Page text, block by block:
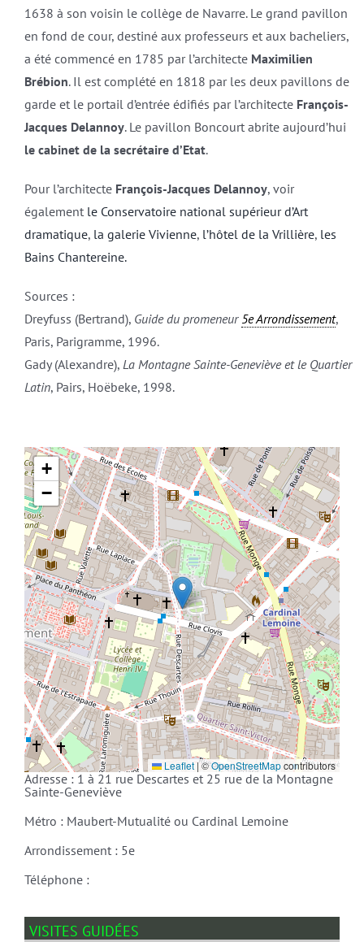
1638 à son voisin le collège de Navarre. Le grand pavillon
en fond de cour, destiné aux professeurs et aux bacheliers,
a été commencé en 1785 par l’architecte Maximilien
Brébion. Il est complété en 1818 par les deux pavillons de
garde et le portail d’entrée édifiés par l’architecte François-
Jacques Delannoy. Le pavillon Boncourt abrite aujourd’hui
le cabinet de la secrétaire d’Etat.
Pour l’architecte François-Jacques Delannoy, voir
également le Conservatoire national supérieur d’Art
dramatique, la galerie Vivienne, l’hôtel de la Vrillière, les
Bains Chantereine.
Sources :
Dreyfuss (Bertrand), Guide du promeneur 5e Arrondissement,
Paris, Parigramme, 1996.
Gady (Alexandre), La Montagne Sainte-Geneviève et le Quartier
Latin, Pairs, Hoëbeke, 1998.
+
−
Leaflet |©OpenStreetMapcontributors
Adresse : 1 à 21 rue Descartes et 25 rue de la Montagne
Sainte-Geneviève
Métro : Maubert-Mutualité ou Cardinal Lemoine
Arrondissement : 5e
Téléphone :
VISITES GUIDÉES